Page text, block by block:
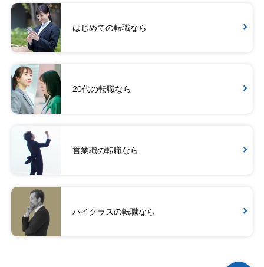
はじめての転職なら
20代の転職なら
営業職の転職なら
ハイクラスの転職なら